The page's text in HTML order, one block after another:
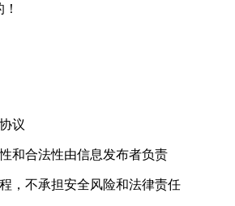
议
和合法性由信息发布者负责
，不承担安全风险和法律责任